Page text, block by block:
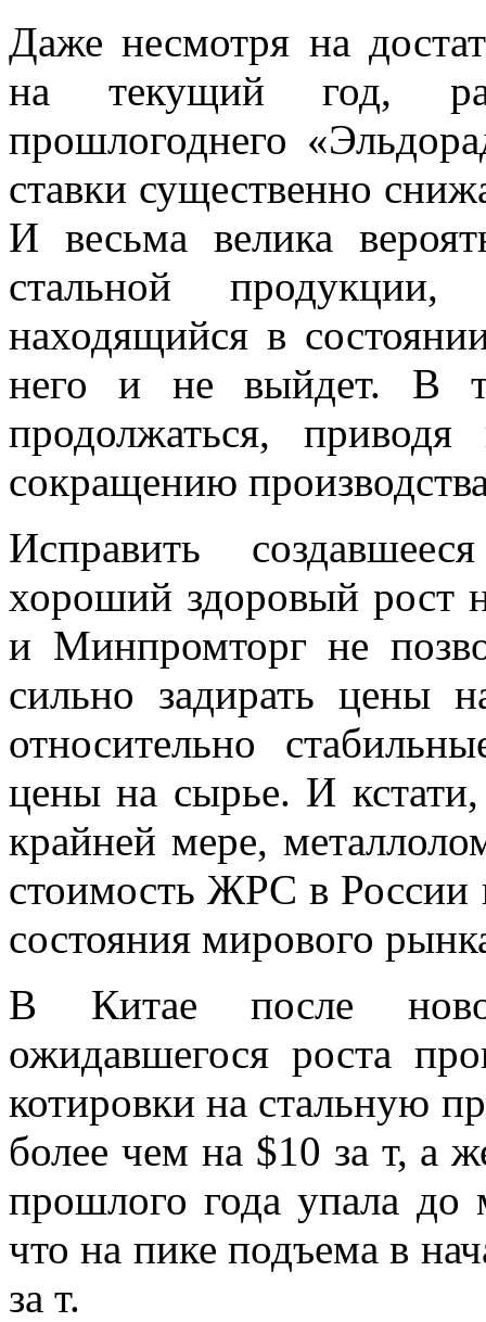
Даже несмотря на
на текущий год,
прошлогоднего
ставки существенно
И весьма велика
стальной
находящийся в
него и не выйдет. В
продолжаться,
сокращению
Исправить
хороший здоровый рост
и Минпромторг не
сильно задирать цены
относительно
цены на сырье. И
крайней мере,
стоимость ЖРС в России
состояния мирового
В Китае после
ожидавшегося роста
котировки на стальную
более чем на $10 за т, а
прошлого года упала
что на пике подъема в
за т.